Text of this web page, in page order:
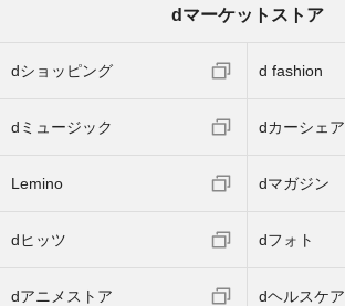
dマーケットストア
dショッピング d fashion
dミュージック dカーシェア
Lemino dマガジン
dヒッツ dフォト
dアニメストア dヘルスケア